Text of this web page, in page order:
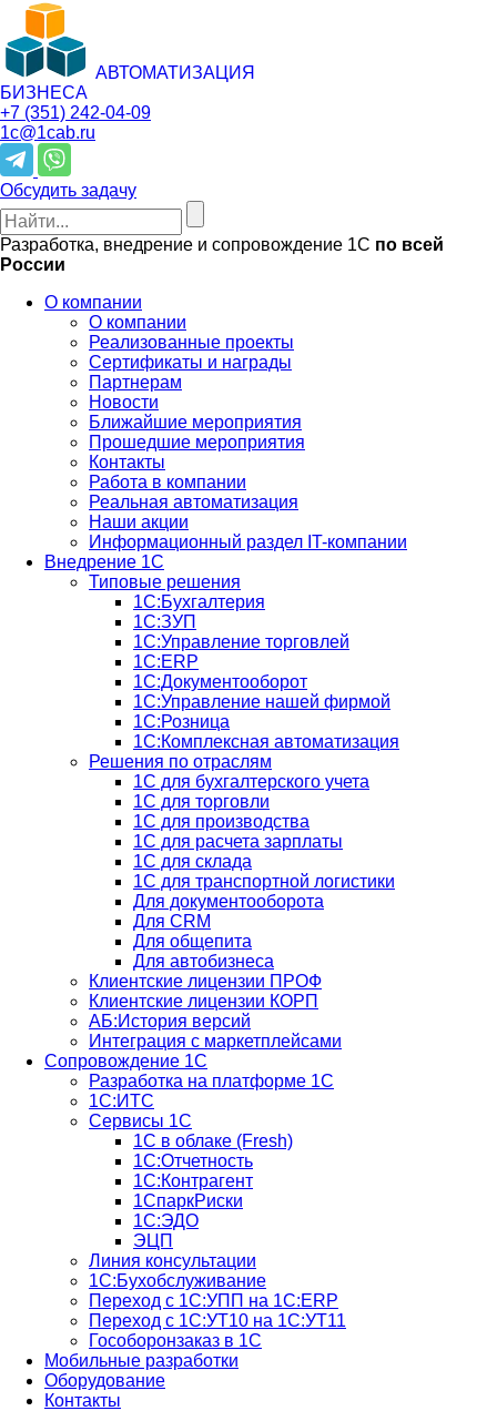
АВТОМАТИЗАЦИЯ
БИЗНЕСА
+7 (351) 242-04-09
1c@1cab.ru
Обсудить задачу
Разработка, внедрение и сопровождение 1С по всей
России
О компании
О компании
Реализованные проекты
Сертификаты и награды
Партнерам
Новости
Ближайшие мероприятия
Прошедшие мероприятия
Контакты
Работа в компании
Реальная автоматизация
Наши акции
Информационный раздел IT-компании
Внедрение 1С
Типовые решения
1С:Бухгалтерия
1С:ЗУП
1С:Управление торговлей
1С:ERP
1C:Документооборот
1С:Управление нашей фирмой
1С:Розница
1С:Комплексная автоматизация
Решения по отраслям
1С для бухгалтерского учета
1С для торговли
1С для производства
1C для расчета зарплаты
1С для склада
1С для транспортной логистики
Для документооборота
Для CRM
Для общепита
Для автобизнеса
Клиентские лицензии ПРОФ
Клиентские лицензии КОРП
АБ:История версий
Интеграция с маркетплейсами
Сопровождение 1С
Разработка на платформе 1С
1С:ИТС
Сервисы 1С
1С в облаке (Fresh)
1С:Отчетность
1С:Контрагент
1СпаркРиски
1С:ЭДО
ЭЦП
Линия консультации
1С:Бухобслуживание
Переход с 1С:УПП на 1С:ERP
Переход с 1С:УТ10 на 1С:УТ11
Гособоронзаказ в 1С
Мобильные разработки
Оборудование
Контакты